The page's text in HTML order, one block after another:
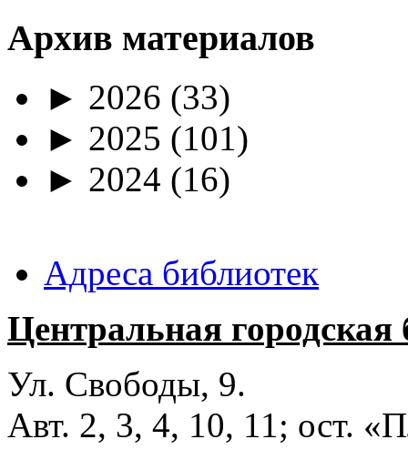
Архив материалов
► 2026 (33)
► 2025 (101)
► 2024 (16)
Адреса библиотек
Центральная
Ул. Свободы, 9.
Авт. 2, 3, 4, 10, 11; ост.